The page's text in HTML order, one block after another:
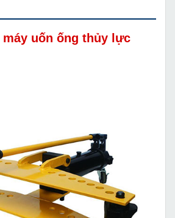
máy uốn ống thủy lực